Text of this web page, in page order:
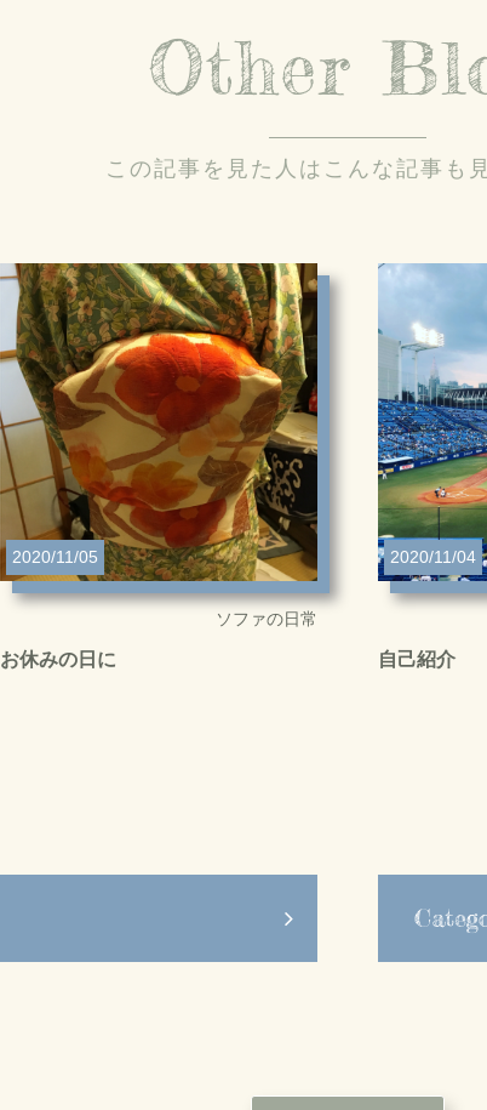
Other
この記事を見た人はこんな記事も
2020/11/05
ソファの日常
お休みの日に
2020/11/04
自己紹介